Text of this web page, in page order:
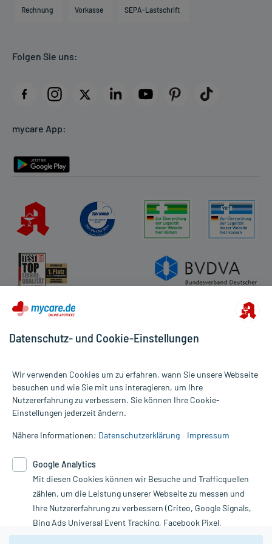
Direktabrechnung PKV
AGB
Datenschutz
Rückgabe/Widerruf
Rechnung Vorkasse SEPA-Lastschrift
Folgen Sie uns:
mycare App:
Alle Preise gelten inkl. MwSt., ggf. zzgl. Versandkosten
Informationen auf dieser Website werden ausschließlich für
die Untersuchung und Behandlung durch einen Arzt. Bitte
Therapien eingeleitet werden können. | Diese Webseite benutzt
Google Analytics. Lesen Sie bitte dazu die wichtigen Hinweise in
unserer Datenschutzerklärung. Für den Widerruf einer Bestellung
nutzen Sie das Formular:
Vertrag widerrufen
Datenschutz- und Cookie-Einstellungen
Wir verwenden Cookies um zu erfahren, wann Sie unsere Webseite
besuchen und wie Sie mit uns interagieren, um Ihre
Nutzererfahrung zu verbessern. Sie können Ihre Cookie-
Einstellungen jederzeit ändern.
Nähere Informationen: Datenschutzerklärung Impressum
Google Analytics
Mit diesen Cookies können wir Besuche und Trafficquellen
zählen, um die Leistung unserer Webseite zu messen und
Ihre Nutzererfahrung zu verbessern (Criteo, Google Signals,
Bing Ads Universal Event Tracking, Facebook Pixel,
Youtube-Social Plugin).